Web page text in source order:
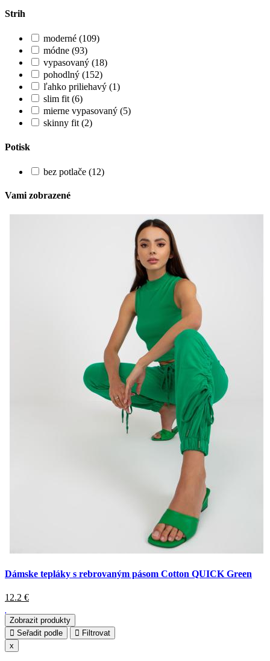
Strih
moderné (109)
módne (93)
vypasovaný (18)
pohodlný (152)
ľahko priliehavý (1)
slim fit (6)
mierne vypasovaný (5)
skinny fit (2)
Potisk
bez potlače (12)
Vami zobrazené
Dámske tepláky s rebrovaným pásom Cotton QUICK Green
12.2 €
Zobrazit produkty
Seřadit podle
Filtrovat
x